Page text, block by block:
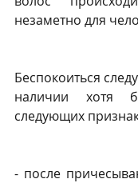
незаметно для
Беспокоиться
наличии хотя
следующих
- после